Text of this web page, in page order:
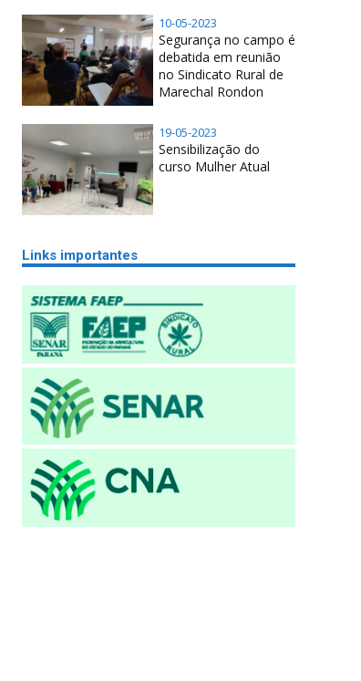
10-05-2023
Segurança no campo é
debatida em reunião
no Sindicato Rural de
Marechal Rondon
19-05-2023
Sensibilização do
curso Mulher Atual
Links importantes